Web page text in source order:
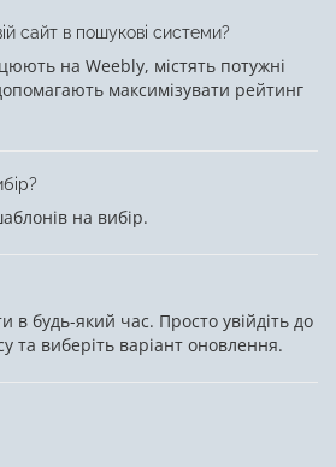
сайт в пошукові системи?
на Weebly, містять потужні
максимізувати рейтинг
на вибір.
в будь-який час. Просто увійдіть до
та виберіть варіант оновлення.